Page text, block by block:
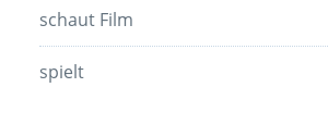
schaut Film
spielt